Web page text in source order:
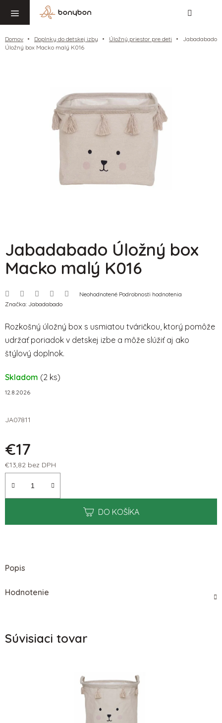
obsah
Domov Doplnky do detskej izby Úložný priestor pre deti
Jabadabado
Úložný box Macko malý K016
Jabadabado Úložný box
Macko malý K016
Priemerné
z
5
hviezdičiek.
Neohodnotené Podrobnosti hodnotenia
Značka: Jabadabado
Rozkošný úložný box s usmiatou tváričkou, ktorý pomôže
udržať poriadok v detskej izbe a môže slúžiť aj ako
štýlový doplnok.
Skladom (2 ks)
12.8.2026
JA07811
€17
€13,82 bez DPH
DO KOŠÍKA
Popis
Hodnotenie
Súvisiaci tovar